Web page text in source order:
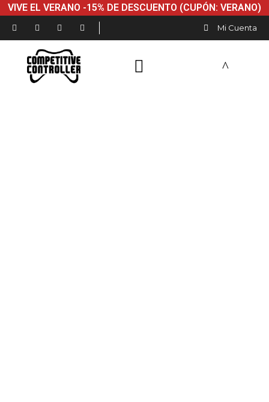
VIVE EL VERANO -15% DE DESCUENTO (CUPÓN: VERANO)
Mi Cuenta